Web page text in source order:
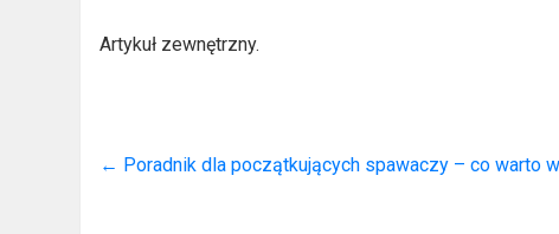
Artykuł zewnętrzny.
← Poradnik dla początkujących spawaczy – co